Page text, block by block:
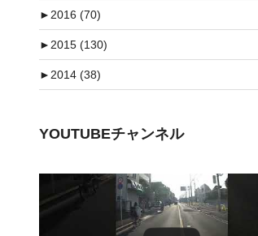
►2016 (70)
►2015 (130)
►2014 (38)
YOUTUBEチャンネル